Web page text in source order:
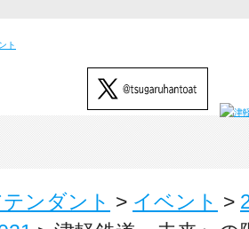
ンダント > イベント >